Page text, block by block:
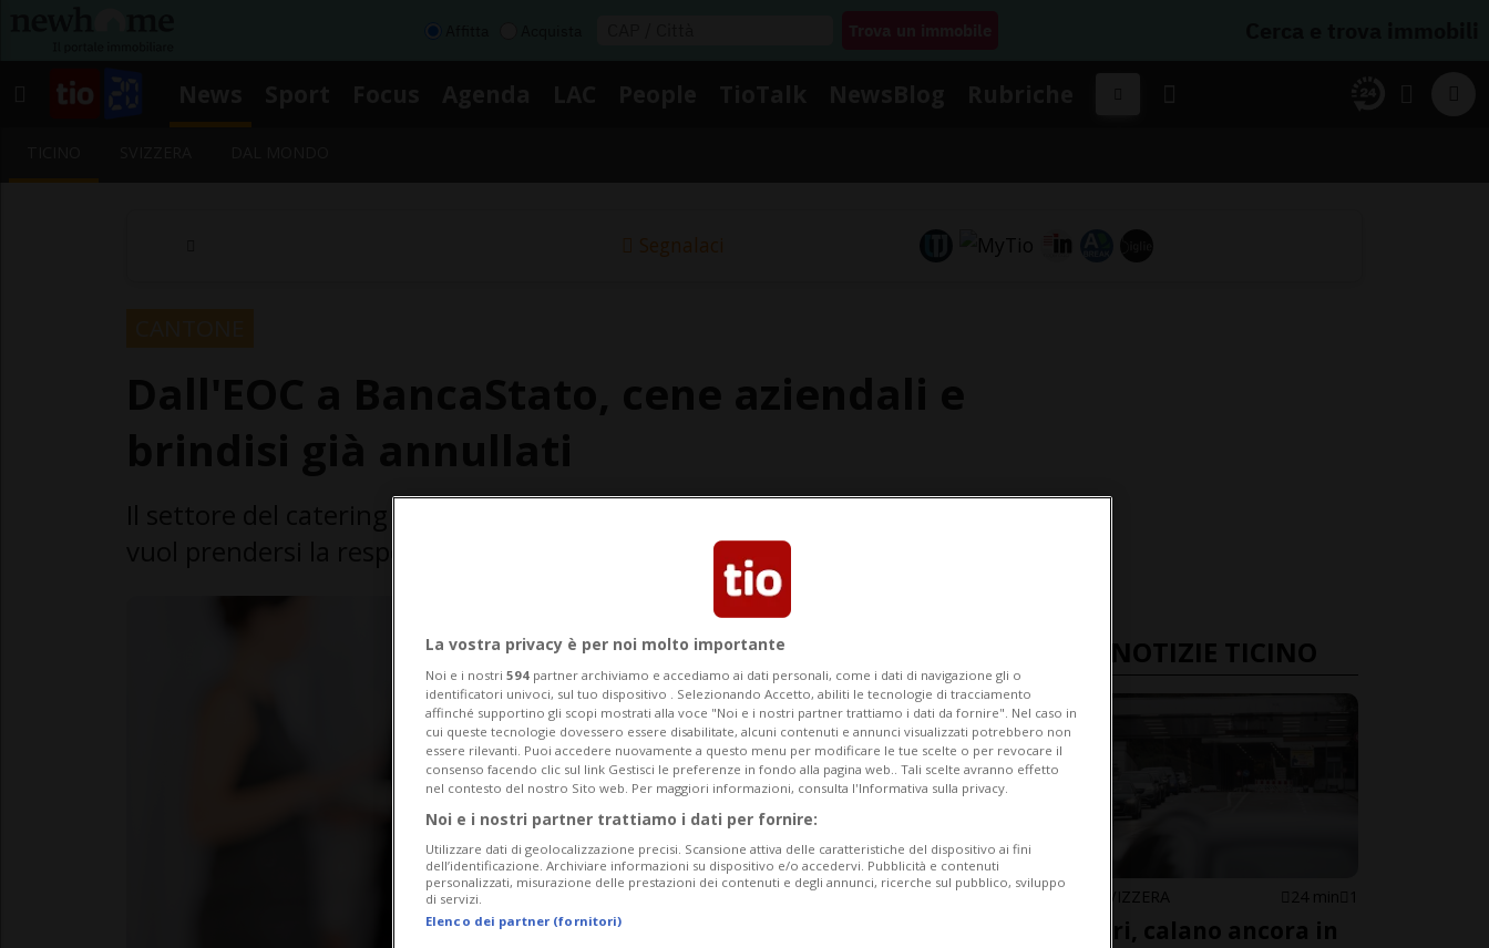
Segnalaci
vuol prendersi la responsabilità di eventuali contagi»
ULTIME NOTIZIE TICINO
CANTONE / SVIZZERA 24 min 1
Frontalieri, calano ancora in
La vostra privacy è per noi molto importante
Noi e i nostri 594 partner archiviamo e accediamo ai dati personali, come i dati di navigazione gli o
identificatori univoci, sul tuo dispositivo . Selezionando Accetto, abiliti le tecnologie di tracciamento
affinché supportino gli scopi mostrati alla voce "Noi e i nostri partner trattiamo i dati da fornire". Nel caso in
cui queste tecnologie dovessero essere disabilitate, alcuni contenuti e annunci visualizzati potrebbero non
essere rilevanti. Puoi accedere nuovamente a questo menu per modificare le tue scelte o per revocare il
consenso facendo clic sul link Gestisci le preferenze in fondo alla pagina web.. Tali scelte avranno effetto
nel contesto del nostro Sito web. Per maggiori informazioni, consulta l'Informativa sulla privacy.
Noi e i nostri partner trattiamo i dati per fornire:
Utilizzare dati di geolocalizzazione precisi. Scansione attiva delle caratteristiche del dispositivo ai fini
dell’identificazione. Archiviare informazioni su dispositivo e/o accedervi. Pubblicità e contenuti
personalizzati, misurazione delle prestazioni dei contenuti e degli annunci, ricerche sul pubblico, sviluppo
di servizi.
Elenco dei partner (fornitori)